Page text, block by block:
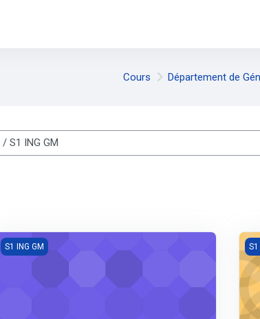
Cours Département de
Algebre 1(INGGM1)
S1 ING GM S1